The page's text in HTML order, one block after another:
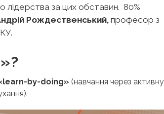
лідерства за цих обставин. 80%
Рождественський,професор з
learn-by-doing» (навчання через
.